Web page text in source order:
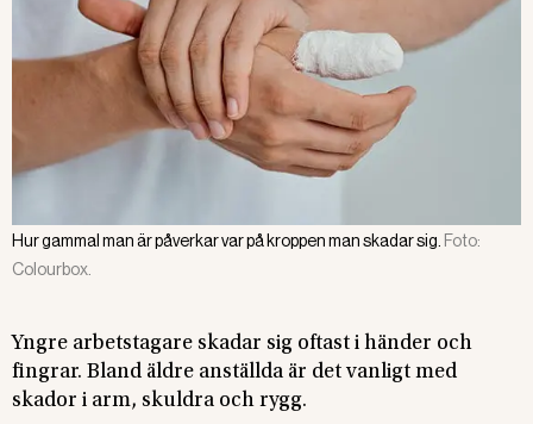
Hur gammal man är påverkar var på kroppen man skadar sig. Foto:
Colourbox.
Yngre arbetstagare skadar sig oftast i händer och
fingrar. Bland äldre anställda är det vanligt med
skador i arm, skuldra och rygg.